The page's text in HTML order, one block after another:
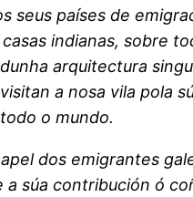
seus países de
indianas, sobre
arquitectura
a nosa vila pola
o mundo.
dos emigrantes
súa contribución ó